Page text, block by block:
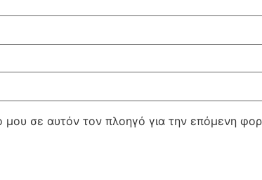
σε αυτόν τον πλοηγό για την επόμενη